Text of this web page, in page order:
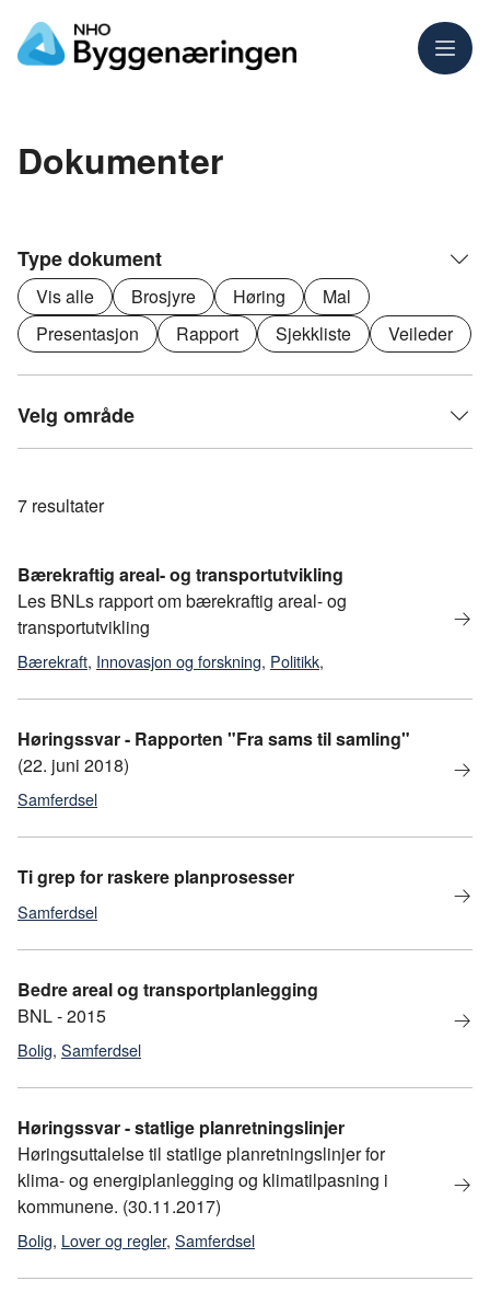
Meny
Dokumenter
Type dokument
Vis alle Brosjyre Høring
Mal
Presentasjon
Rapport Sjekkliste Veileder
Velg område
7 resultater
Bærekraftig areal- og transportutvikling
Les BNLs rapport om bærekraftig areal- og
transportutvikling
Bærekraft, Innovasjon og forskning, Politikk,
Høringssvar - Rapporten "Fra sams til samling"
(22. juni 2018)
Samferdsel
Ti grep for raskere planprosesser
Samferdsel
Bedre areal og transportplanlegging
BNL - 2015
Bolig, Samferdsel
Høringssvar - statlige planretningslinjer
Høringsuttalelse til statlige planretningslinjer for
klima- og energiplanlegging og klimatilpasning i
kommunene. (30.11.2017)
Bolig, Lover og regler, Samferdsel